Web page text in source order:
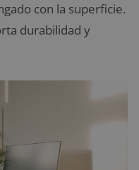
con la superficie.
durabilidad y